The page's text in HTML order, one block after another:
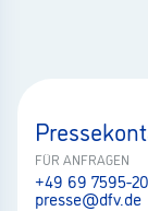
FÜR ANFRAGEN
+49 69 7595-
presse@dfv.de